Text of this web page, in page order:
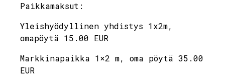
Paikkamaksut:
Yleishyödyllinen yhdistys 1x2m,
omapöytä 15.00 EUR
Markkinapaikka 1×2 m, oma pöytä 35.00
EUR